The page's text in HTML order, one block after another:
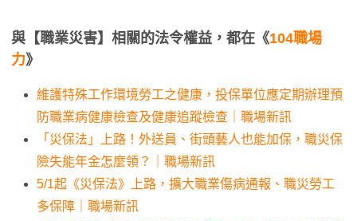
與【職業災害】相關的法令權益，都在《104職場
力》
維護特殊工作環境勞工之健康，投保單位應定期辦理預
防職業病健康檢查及健康追蹤檢查｜職場新訊
「災保法」上路！外送員、街頭藝人也能加保，職災保
險失能年金怎麼領？｜職場新訊
5/1起《災保法》上路，擴大職業傷病通報、職災勞工
多保障｜職場新訊